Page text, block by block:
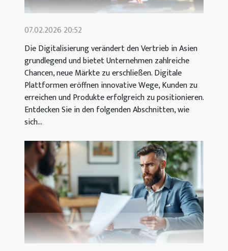
07.02.2026 20:52
Die Digitalisierung verändert den Vertrieb in Asien
grundlegend und bietet Unternehmen zahlreiche
Chancen, neue Märkte zu erschließen. Digitale
Plattformen eröffnen innovative Wege, Kunden zu
erreichen und Produkte erfolgreich zu positionieren.
Entdecken Sie in den folgenden Abschnitten, wie
sich...